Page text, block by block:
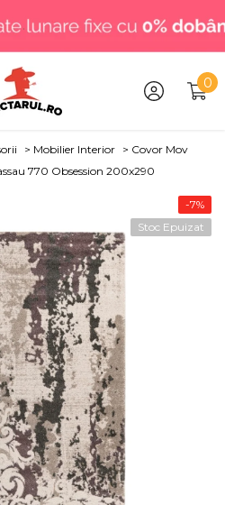
.
00
> Mobilier Interior > Covor Mov
770 Obsession 200x290
-7%
Stoc Epuizat